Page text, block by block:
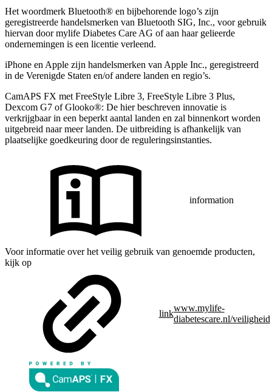
Het woordmerk Bluetooth® en bijbehorende logo’s zijn
geregistreerde handelsmerken van Bluetooth SIG, Inc., voor gebruik
hiervan door mylife Diabetes Care AG of aan haar gelieerde
ondernemingen is een licentie verleend.
iPhone en Apple zĳn handelsmerken van Apple Inc., geregistreerd
in de Verenigde Staten en/of andere landen en regio’s.
CamAPS FX met FreeStyle Libre 3, FreeStyle Libre 3 Plus,
Dexcom G7 of Glooko®: De hier beschreven innovatie is
verkrijgbaar in een beperkt aantal landen en zal binnenkort worden
uitgebreid naar meer landen. De uitbreiding is afhankelijk van
plaatselijke goedkeuring door de reguleringsinstanties.
information
Voor informatie over het veilig gebruik van genoemde producten,
kijk op
link
www.mylife-
diabetescare.nl/veiligheid